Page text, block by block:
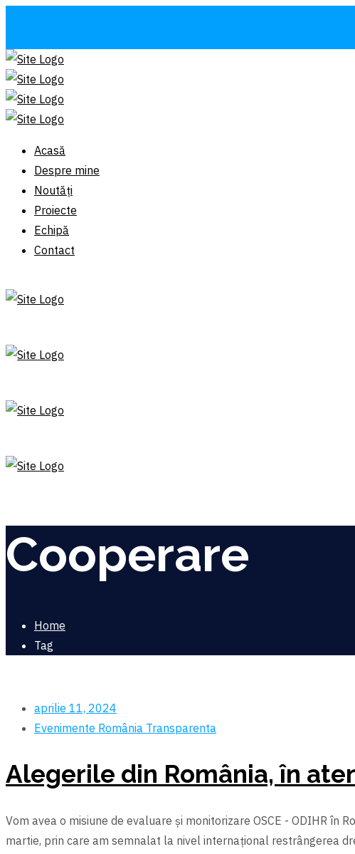
Acasă
Despre mine
Noutăți
Proiecte
Echipă
Contact
Cooperare
Home
Tag
aprilie 11, 2024
Evenimente România Transparenta
Alegerile din România, în
Vom avea o misiune de evaluare și monitorizare OSCE - ODIHR
martie, prin care am semnalat la nivel internațional restrângerea